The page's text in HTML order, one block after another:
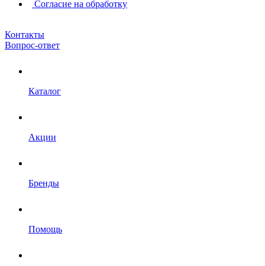
Согласие на обработку
Контакты
Вопрос-ответ
Каталог
Акции
Бренды
Помощь